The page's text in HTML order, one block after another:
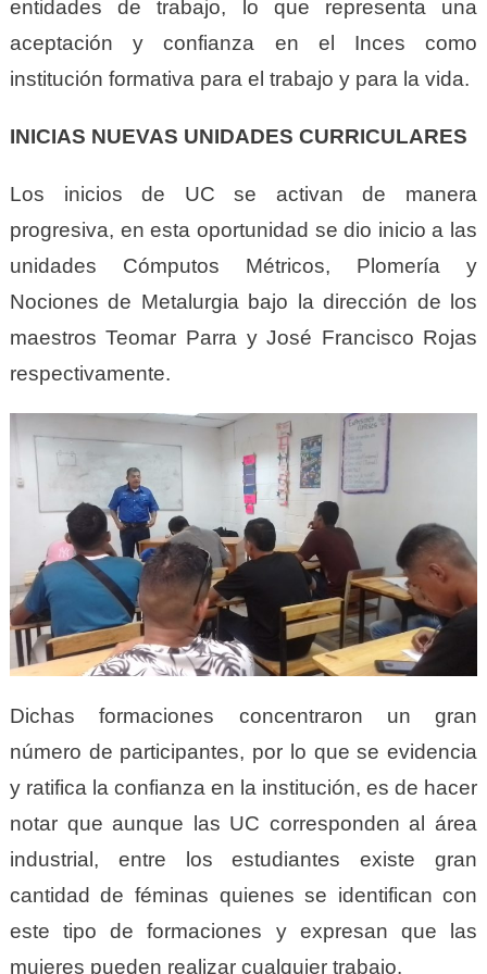
entidades de trabajo, lo que representa una
aceptación y confianza en el Inces como
institución formativa para el trabajo y para la vida.
INICIAS NUEVAS UNIDADES CURRICULARES
Los inicios de UC se activan de manera
progresiva, en esta oportunidad se dio inicio a las
unidades Cómputos Métricos, Plomería y
Nociones de Metalurgia bajo la dirección de los
maestros Teomar Parra y José Francisco Rojas
respectivamente.
Dichas formaciones concentraron un gran
número de participantes, por lo que se evidencia
y ratifica la confianza en la institución, es de hacer
notar que aunque las UC corresponden al área
industrial, entre los estudiantes existe gran
cantidad de féminas quienes se identifican con
este tipo de formaciones y expresan que las
mujeres pueden realizar cualquier trabajo.